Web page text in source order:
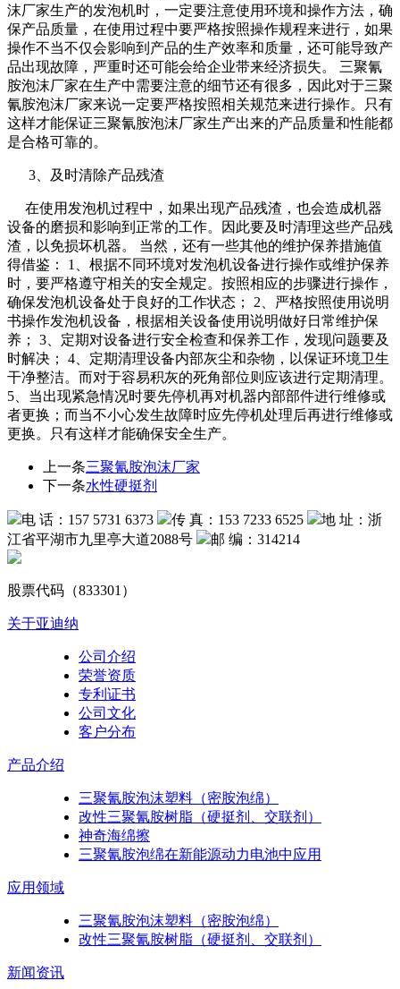
沫厂家生产的发泡机时，一定要注意使用环境和操作方法，确
保产品质量，在使用过程中要严格按照操作规程来进行，如果
操作不当不仅会影响到产品的生产效率和质量，还可能导致产
品出现故障，严重时还可能会给企业带来经济损失。 三聚氰
胺泡沫厂家在生产中需要注意的细节还有很多，因此对于三聚
氰胺泡沫厂家来说一定要严格按照相关规范来进行操作。只有
这样才能保证三聚氰胺泡沫厂家生产出来的产品质量和性能都
是合格可靠的。
3、及时清除产品残渣
在使用发泡机过程中，如果出现产品残渣，也会造成机器
设备的磨损和影响到正常的工作。因此要及时清理这些产品残
渣，以免损坏机器。 当然，还有一些其他的维护保养措施值
得借鉴： 1、根据不同环境对发泡机设备进行操作或维护保养
时，要严格遵守相关的安全规定。按照相应的步骤进行操作，
确保发泡机设备处于良好的工作状态； 2、严格按照使用说明
书操作发泡机设备，根据相关设备使用说明做好日常维护保
养； 3、定期对设备进行安全检查和保养工作，发现问题要及
时解决； 4、定期清理设备内部灰尘和杂物，以保证环境卫生
干净整洁。而对于容易积灰的死角部位则应该进行定期清理。
5、当出现紧急情况时要先停机再对机器内部部件进行维修或
者更换；而当不小心发生故障时应先停机处理后再进行维修或
更换。只有这样才能确保安全生产。
上一条三聚氰胺泡沫厂家
下一条水性硬挺剂
电 话：157 5731 6373 传 真：153 7233 6525
地 址：浙
江省平湖市九里亭大道2088号
邮 编：314214
股票代码（833301）
关于亚迪纳
公司介绍
荣誉资质
专利证书
公司文化
客户分布
产品介绍
三聚氰胺泡沫塑料（密胺泡绵）
改性三聚氰胺树脂（硬挺剂、交联剂）
神奇海绵擦
三聚氰胺泡绵在新能源动力电池中应用
应用领域
三聚氰胺泡沫塑料（密胺泡绵）
改性三聚氰胺树脂（硬挺剂、交联剂）
新闻资讯